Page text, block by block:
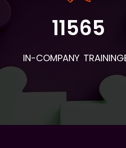
en intakeformulieren worden
per post verstuurd. Neem
ze aan de deelnemers. Apart
met naambordjes,
- Voor aanvullend
vraag BV&T hiervoor. - Stuur
je aan wat als lesstof behandeld
11565
IN-COMPANY